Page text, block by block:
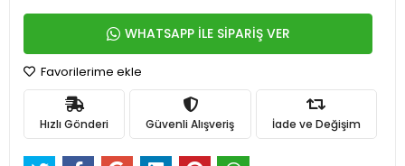
WHATSAPP İLE SİPARİŞ VER
Favorilerime ekle
Hızlı Gönderi Güvenli Alışveriş İade ve Değişim